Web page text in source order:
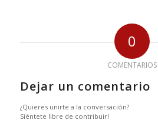
0
COMENTARIOS
Dejar un comentario
¿Quieres unirte a la conversación?
Siéntete libre de contribuir!